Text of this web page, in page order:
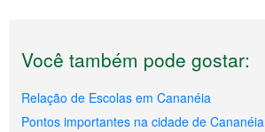
Você também pode gostar:
Relação de Escolas em Cananéia
Pontos importantes na cidade de Cananéia